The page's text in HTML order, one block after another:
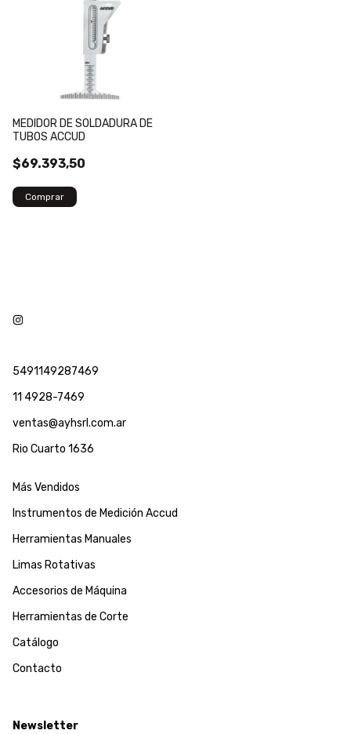
MEDIDOR DE SOLDADURA DE
TUBOS ACCUD
$69.393,50
5491149287469
11 4928-7469
ventas@ayhsrl.com.ar
Rio Cuarto 1636
Más Vendidos
Instrumentos de Medición Accud
Herramientas Manuales
Limas Rotativas
Accesorios de Máquina
Herramientas de Corte
Catálogo
Contacto
Newsletter